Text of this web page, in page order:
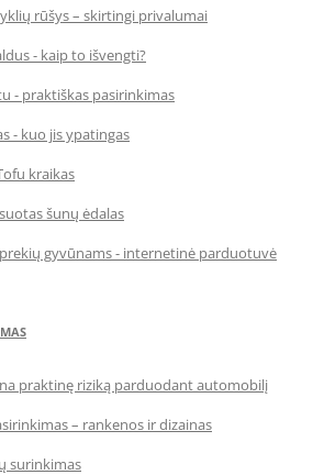
rūšys – skirtingi privalumai
- kaip to išvengti?
- praktiškas pasirinkimas
- kuo jis ypatingas
kraikas
šunų ėdalas
gyvūnams - internetinė parduotuvė
praktinę riziką parduodant automobilį
– rankenos ir dizainas
surinkimas